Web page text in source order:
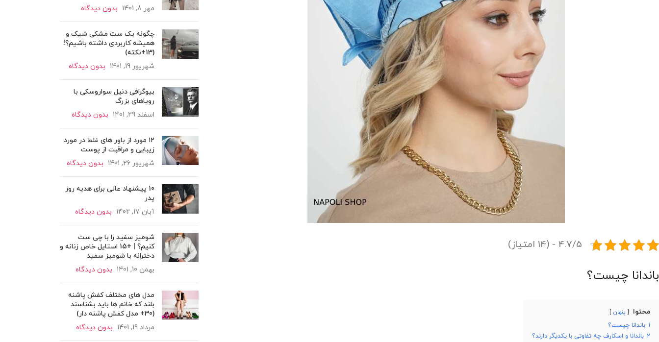
4.7/5 - (14 امتیاز)
باندانا چیست؟
محتوا پنهان
1 باندانا چیست؟
2 باندانا و اسکارف چه تفاوتی با یکدیگر دارند؟
مهر 8, 1401
بدون دیدگاه
چگونه یک ست مشکی شیک و
همیشه کاربردی داشته باشیم؟!
(13+نکته)
شهریور 19, 1401
بدون دیدگاه
بیوگرافی دنیل سواروسکی با
رویاهای بزرگ
اسفند 29, 1401
بدون دیدگاه
۱۲ مورد از باور های غلط در مورد
زیبایی و مراقبت از پوست
شهریور 26, 1401
بدون دیدگاه
10 پیشنهاد عالی برای هدیه روز
پدر
آبان 17, 1402
بدون دیدگاه
شومیز سفید را با چی ست
کنیم؟ | +15 استایل خاص زنانه و
دخترانه با شومیز سفید
بهمن 10, 1401
بدون دیدگاه
مدل های مختلف کفش پاشنه
بلند که خانم ها باید بشناسند
(30+ مدل کفش پاشنه دار)
مرداد 19, 1401
بدون دیدگاه